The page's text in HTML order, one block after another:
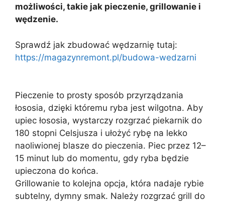
możliwości, takie jak pieczenie, grillowanie i
wędzenie.
Sprawdź jak zbudować wędzarnię tutaj:
https://magazynremont.pl/budowa-wedzarni
Pieczenie to prosty sposób przyrządzania
łososia, dzięki któremu ryba jest wilgotna. Aby
upiec łososia, wystarczy rozgrzać piekarnik do
180 stopni Celsjusza i ułożyć rybę na lekko
naoliwionej blasze do pieczenia. Piec przez 12–
15 minut lub do momentu, gdy ryba będzie
upieczona do końca.
Grillowanie to kolejna opcja, która nadaje rybie
subtelny, dymny smak. Należy rozgrzać grill do